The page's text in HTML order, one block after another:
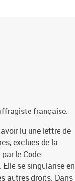
française.
lu une lettre de
exclues de la
le Code
se singularise en
autres droits. Dans